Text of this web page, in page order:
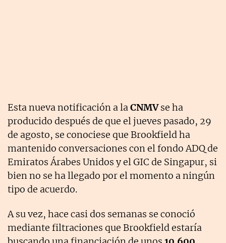
Esta nueva notificación a laCNMVse ha
producido después de que el jueves pasado, 29
de agosto, se conociese que Brookfield ha
mantenido conversaciones con el fondo ADQ de
Emiratos Árabes Unidos y el GIC de Singapur, si
bien no se ha llegado por el momento a ningún
tipo de acuerdo.
A su vez, hace casi dos semanas se conoció
mediante filtraciones que Brookfield estaría